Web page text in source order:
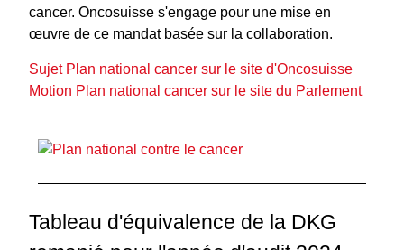
cancer. Oncosuisse s'engage pour une mise en
œuvre de ce mandat basée sur la collaboration.
Sujet Plan national cancer sur le site d'Oncosuisse
Motion Plan national cancer sur le site du Parlement
Tableau d'équivalence de la DKG